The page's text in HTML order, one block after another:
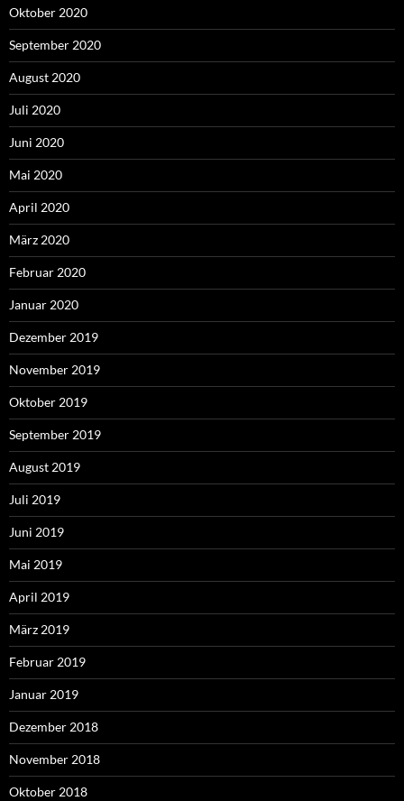
Oktober 2020
September 2020
August 2020
Juli 2020
Juni 2020
Mai 2020
April 2020
März 2020
Februar 2020
Januar 2020
Dezember 2019
November 2019
Oktober 2019
September 2019
August 2019
Juli 2019
Juni 2019
Mai 2019
April 2019
März 2019
Februar 2019
Januar 2019
Dezember 2018
November 2018
Oktober 2018